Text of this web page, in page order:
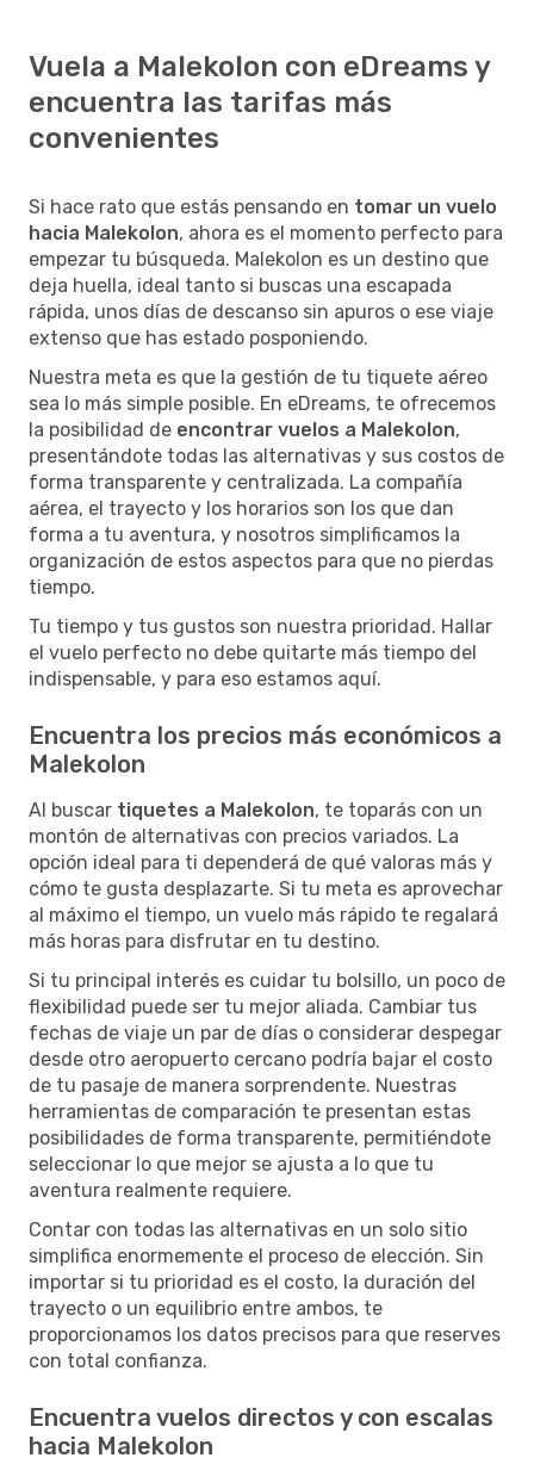
Vuela a Malekolon con eDreams y
encuentra las tarifas más
convenientes
Si hace rato que estás pensando en tomar un vuelo
hacia Malekolon, ahora es el momento perfecto para
empezar tu búsqueda. Malekolon es un destino que
deja huella, ideal tanto si buscas una escapada
rápida, unos días de descanso sin apuros o ese viaje
extenso que has estado posponiendo.
Nuestra meta es que la gestión de tu tiquete aéreo
sea lo más simple posible. En eDreams, te ofrecemos
la posibilidad de encontrar vuelos a Malekolon,
presentándote todas las alternativas y sus costos de
forma transparente y centralizada. La compañía
aérea, el trayecto y los horarios son los que dan
forma a tu aventura, y nosotros simplificamos la
organización de estos aspectos para que no pierdas
tiempo.
Tu tiempo y tus gustos son nuestra prioridad. Hallar
el vuelo perfecto no debe quitarte más tiempo del
indispensable, y para eso estamos aquí.
Encuentra los precios más económicos a
Malekolon
Al buscar tiquetes a Malekolon, te toparás con un
montón de alternativas con precios variados. La
opción ideal para ti dependerá de qué valoras más y
cómo te gusta desplazarte. Si tu meta es aprovechar
al máximo el tiempo, un vuelo más rápido te regalará
más horas para disfrutar en tu destino.
Si tu principal interés es cuidar tu bolsillo, un poco de
flexibilidad puede ser tu mejor aliada. Cambiar tus
fechas de viaje un par de días o considerar despegar
desde otro aeropuerto cercano podría bajar el costo
de tu pasaje de manera sorprendente. Nuestras
herramientas de comparación te presentan estas
posibilidades de forma transparente, permitiéndote
seleccionar lo que mejor se ajusta a lo que tu
aventura realmente requiere.
Contar con todas las alternativas en un solo sitio
simplifica enormemente el proceso de elección. Sin
importar si tu prioridad es el costo, la duración del
trayecto o un equilibrio entre ambos, te
proporcionamos los datos precisos para que reserves
con total confianza.
Encuentra vuelos directos y con escalas
hacia Malekolon